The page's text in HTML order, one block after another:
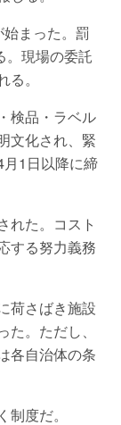
まった。罰
。現場の委託
。
検品・ラベル
文化され、緊
1日以降に締
れた。コスト
する努力義務
荷さばき施設
。ただし、
各自治体の条
度だ。